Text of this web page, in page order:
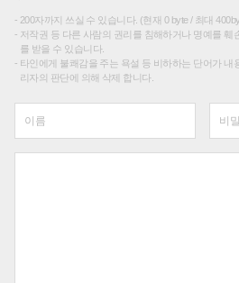
200자까지 쓰실 수 있습니다. (현재 0 byte / 최대
저작권 등 다른 사람의 권리를 침해하거나 명예를 훼
를 받을 수 있습니다.
타인에게 불쾌감을 주는 욕설 등 비하하는 단어가 내
리자의 판단에 의해 삭제 합니다.